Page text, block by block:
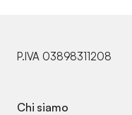
P.IVA 03898311208
Chi siamo